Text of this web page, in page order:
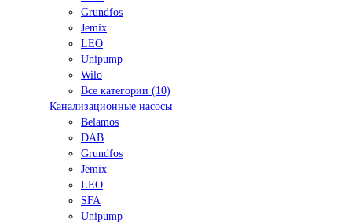
Grundfos
Jemix
LEO
Unipump
Wilo
Все категории (10)
Канализационные насосы
Belamos
DAB
Grundfos
Jemix
LEO
SFA
Unipump